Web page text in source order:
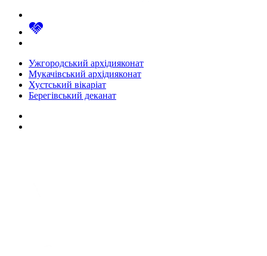
Ужгородський архідияконат
Мукачівський архідияконат
Хустський вікаріат
Берегівський деканат